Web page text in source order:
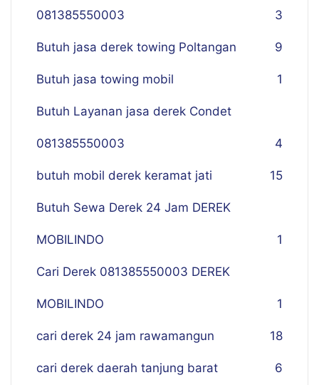
081385550003 3
Butuh jasa derek towing Poltangan 9
Butuh jasa towing mobil 1
Butuh Layanan jasa derek Condet
081385550003 4
butuh mobil derek keramat jati 15
Butuh Sewa Derek 24 Jam DEREK
MOBILINDO 1
Cari Derek 081385550003 DEREK
MOBILINDO 1
cari derek 24 jam rawamangun 18
cari derek daerah tanjung barat 6